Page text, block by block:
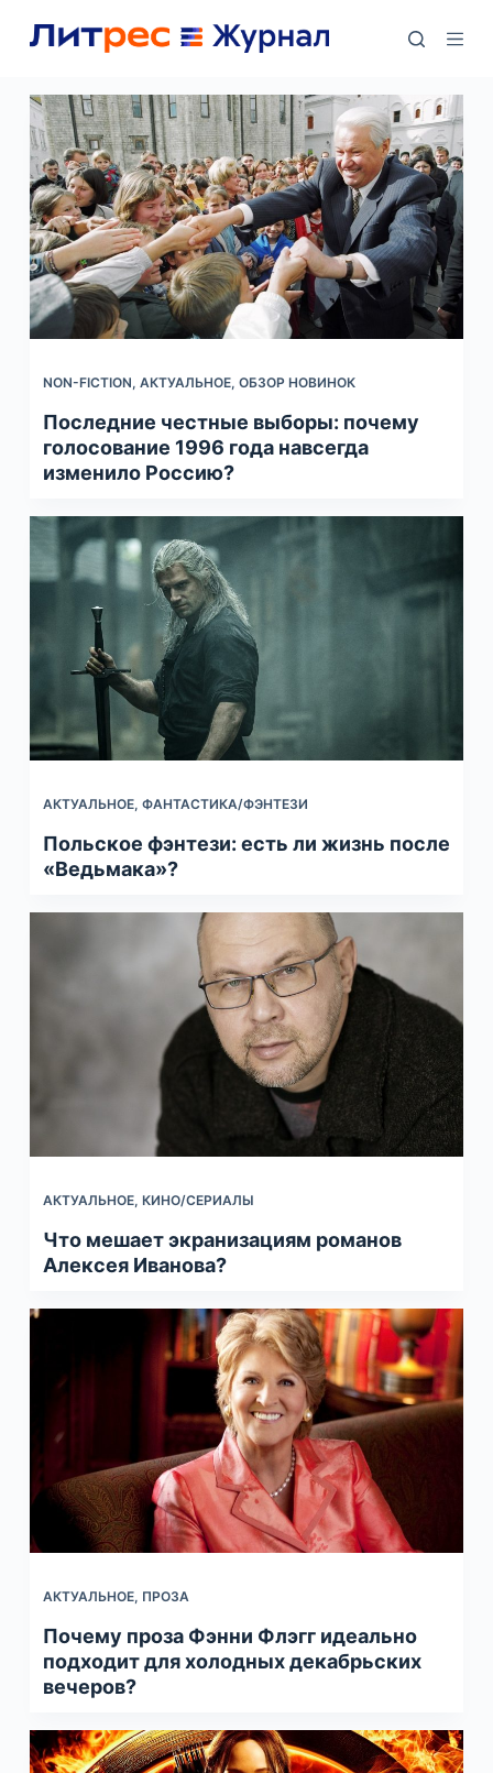
П
е
й
т
и
к
с
у
т
NON-FICTION, АКТУАЛЬНОЕ, ОБЗОР НОВИНОК
Последние честные выборы: почему
голосование 1996 года навсегда
изменило Россию?
АКТУАЛЬНОЕ, ФАНТАСТИКА/ФЭНТЕЗИ
Польское фэнтези: есть ли жизнь после
«Ведьмака»?
АКТУАЛЬНОЕ, КИНО/СЕРИАЛЫ
Что мешает экранизациям романов
Алексея Иванова?
АКТУАЛЬНОЕ, ПРОЗА
Почему проза Фэнни Флэгг идеально
подходит для холодных декабрьских
вечеров?